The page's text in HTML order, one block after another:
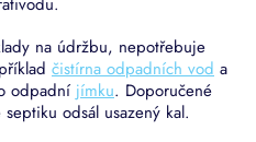
na údržbu, nepotřebuje
čistírna odpadních vod a
odpadní jímku. Doporučené
odsál usazený kal.